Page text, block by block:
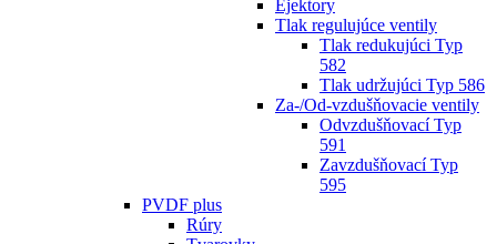
Ejektory
Tlak regulujúce ventily
Tlak redukujúci Typ
582
Tlak udržujúci Typ 586
Za-/Od-vzdušňovacie ventily
Odvzdušňovací Typ
591
Zavzdušňovací Typ
595
PVDF plus
Rúry